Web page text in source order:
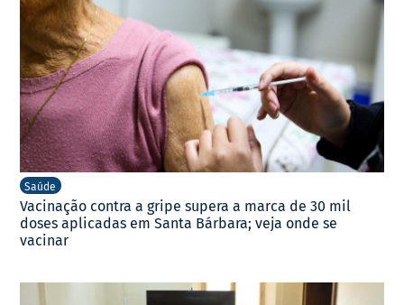
Saúde
Vacinação contra a gripe supera a marca de 30 mil
doses aplicadas em Santa Bárbara; veja onde se
vacinar